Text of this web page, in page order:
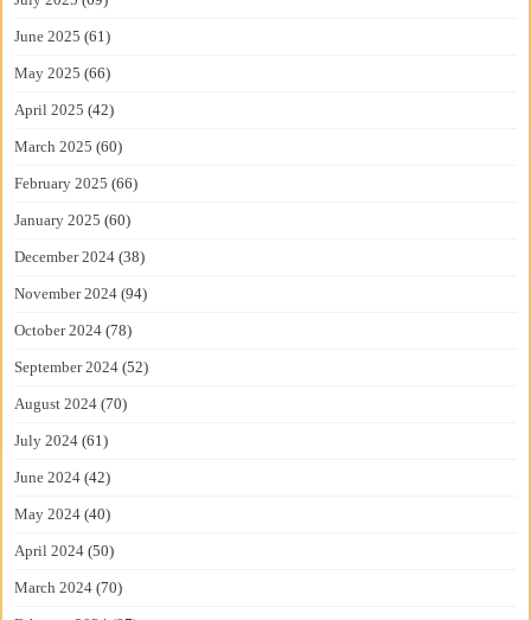
June 2025 (61)
May 2025 (66)
April 2025 (42)
March 2025 (60)
February 2025 (66)
January 2025 (60)
December 2024 (38)
November 2024 (94)
October 2024 (78)
September 2024 (52)
August 2024 (70)
July 2024 (61)
June 2024 (42)
May 2024 (40)
April 2024 (50)
March 2024 (70)